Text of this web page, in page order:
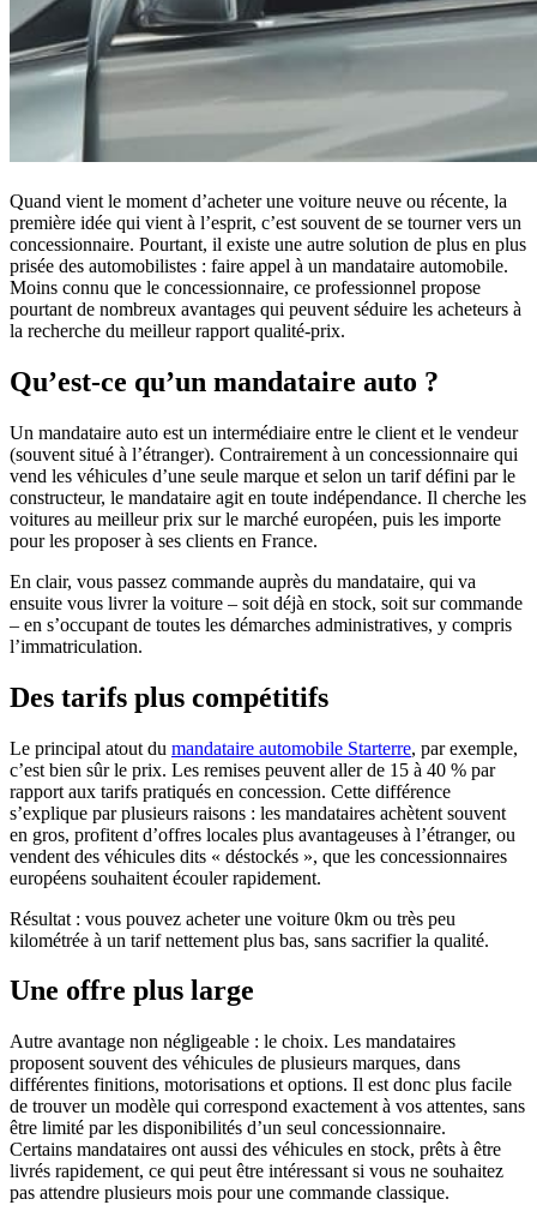
Quand vient le moment d’acheter une voiture neuve ou récente, la
première idée qui vient à l’esprit, c’est souvent de se tourner vers un
concessionnaire. Pourtant, il existe une autre solution de plus en plus
prisée des automobilistes : faire appel à un mandataire automobile.
Moins connu que le concessionnaire, ce professionnel propose
pourtant de nombreux avantages qui peuvent séduire les acheteurs à
la recherche du meilleur rapport qualité-prix.
Qu’est-ce qu’un mandataire auto ?
Un mandataire auto est un intermédiaire entre le client et le vendeur
(souvent situé à l’étranger). Contrairement à un concessionnaire qui
vend les véhicules d’une seule marque et selon un tarif défini par le
constructeur, le mandataire agit en toute indépendance. Il cherche les
voitures au meilleur prix sur le marché européen, puis les importe
pour les proposer à ses clients en France.
En clair, vous passez commande auprès du mandataire, qui va
ensuite vous livrer la voiture – soit déjà en stock, soit sur commande
– en s’occupant de toutes les démarches administratives, y compris
l’immatriculation.
Des tarifs plus compétitifs
Le principal atout du mandataire automobile Starterre, par exemple,
c’est bien sûr le prix. Les remises peuvent aller de 15 à 40 % par
rapport aux tarifs pratiqués en concession. Cette différence
s’explique par plusieurs raisons : les mandataires achètent souvent
en gros, profitent d’offres locales plus avantageuses à l’étranger, ou
vendent des véhicules dits « déstockés », que les concessionnaires
européens souhaitent écouler rapidement.
Résultat : vous pouvez acheter une voiture 0km ou très peu
kilométrée à un tarif nettement plus bas, sans sacrifier la qualité.
Une offre plus large
Autre avantage non négligeable : le choix. Les mandataires
proposent souvent des véhicules de plusieurs marques, dans
différentes finitions, motorisations et options. Il est donc plus facile
de trouver un modèle qui correspond exactement à vos attentes, sans
être limité par les disponibilités d’un seul concessionnaire.
Certains mandataires ont aussi des véhicules en stock, prêts à être
livrés rapidement, ce qui peut être intéressant si vous ne souhaitez
pas attendre plusieurs mois pour une commande classique.